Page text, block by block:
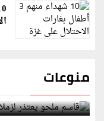
منوعات
قاسم ملحو يعتذر